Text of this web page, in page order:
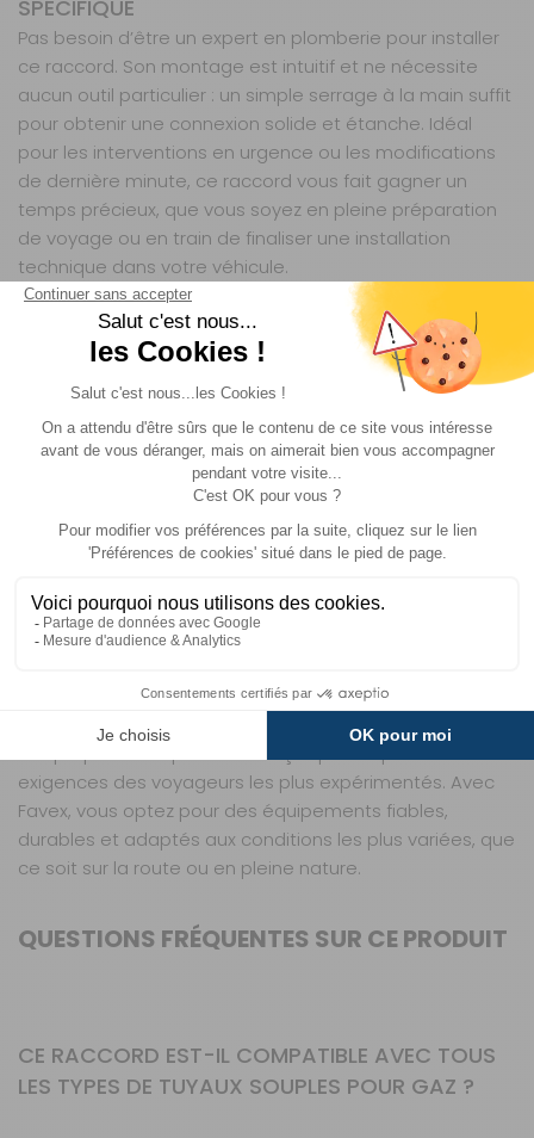
SPÉCIFIQUE
Pas besoin d’être un expert en plomberie pour installer
ce raccord. Son montage est intuitif et ne nécessite
aucun outil particulier : un simple serrage à la main suffit
pour obtenir une connexion solide et étanche. Idéal
pour les interventions en urgence ou les modifications
de dernière minute, ce raccord vous fait gagner un
temps précieux, que vous soyez en pleine préparation
de voyage ou en train de finaliser une installation
technique dans votre véhicule.
POLYVALENT ET ADAPTÉ À TOUS VOS BESOINS
EN GAZ
Ce raccord tétine ne se limite pas aux seuls camping-
cars ou caravanes. Il trouve aussi sa place dans vos
installations domestiques légères, vos équipements de
loisirs ou même vos projets de bricolage nécessitant
une alimentation en gaz. Que vous ayez besoin de
connecter un réchaud, un chauffage d’appoint ou un
barbecue, ce raccord s’adapte à toutes les situations,
vous offrant une solution fiable et universelle pour vos
besoins en gaz.
Favex est une marque reconnue dans l’univers du
robustesse de ses accessoires techniques. Spécialisée
dans les solutions de raccordement et d’étanchéité,
exigences des voyageurs les plus expérimentés. Avec
Favex, vous optez pour des équipements fiables,
durables et adaptés aux conditions les plus variées, que
ce soit sur la route ou en pleine nature.
QUESTIONS FRÉQUENTES SUR CE PRODUIT
CE RACCORD EST-IL COMPATIBLE AVEC TOUS
LES TYPES DE TUYAUX SOUPLES POUR GAZ ?